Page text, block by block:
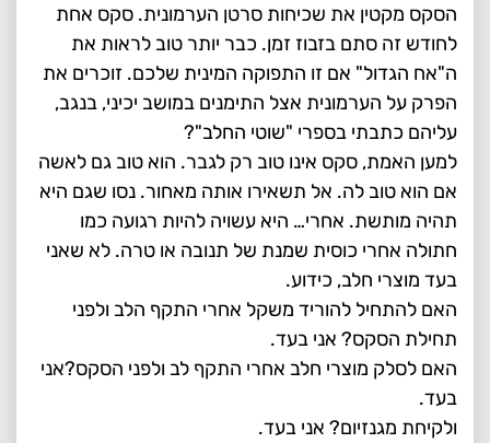
הסקס מקטין את שכיחות סרטן הערמונית. סקס אחת
לחודש זה סתם בזבוז זמן. כבר יותר טוב לראות את
ה"אח הגדול" אם זו התפוקה המינית שלכם. זוכרים את
הפרק על הערמונית אצל התימנים במושב יכיני, בנגב,
עליהם כתבתי בספרי "שוטי החלב"?
למען האמת, סקס אינו טוב רק לגבר. הוא טוב גם לאשה
אם הוא טוב לה. אל תשאירו אותה מאחור. נסו שגם היא
תהיה מותשת. אחרי… היא עשויה להיות רגועה כמו
חתולה אחרי כוסית שמנת של תנובה או טרה. לא שאני
בעד מוצרי חלב, כידוע.
האם להתחיל להוריד משקל אחרי התקף הלב ולפני
תחילת הסקס? אני בעד.
האם לסלק מוצרי חלב אחרי התקף לב ולפני הסקס?אני
בעד.
ולקיחת מגנזיום? אני בעד.